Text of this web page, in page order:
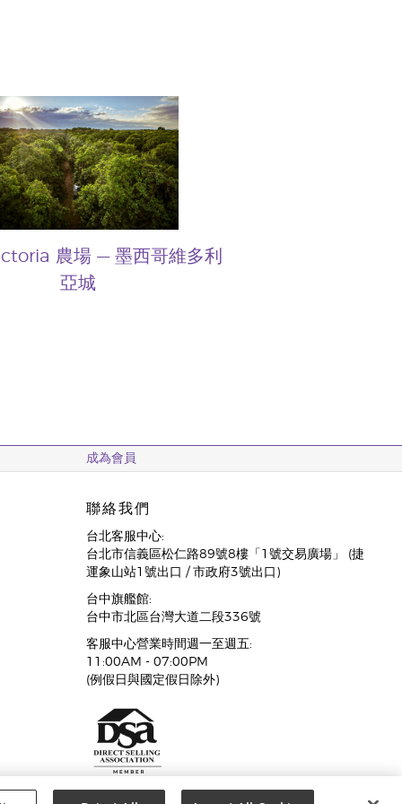
農場 — 墨西哥維多利
亞城
成為會員
聯絡我們
台北客服中心:
台北市信義區松仁路89號8樓「1號交易廣場」 (捷
運象山站1號出口 / 市政府3號出口)
台中旗艦館:
台中市北區台灣大道二段336號
客服中心營業時間週一至週五:
11:00AM - 07:00PM
(例假日與國定假日除外)